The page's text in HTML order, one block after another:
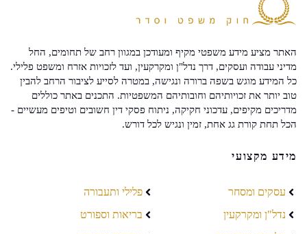
האתר מציע מידע משפטי מקיף ומעודכן במגוון רחב של תחומים, החל
מדיני עבודה ועסקים, דרך נדל"ן ומקרקעין, ועד לזכויות אזרח ומשפט פלילי.
כל המידע מוגש בשפה ברורה ונגישה, במטרה לסייע לציבור הרחב להבין
טוב יותר את זכויותיהם וחובותיהם המשפטיות. התכנים באתר כוללים
מדריכים מקיפים, עדכוני חקיקה, ניתוח פסקי דין חשובים וטיפים מעשיים -
הכל תחת קורת גג אחת, זמין ונגיש לכל דורש.
מידע מקצועי
עסקים ומסחר
נדל"ן ומקרקעין
פלילי ותעבורה
בריאות וספורט